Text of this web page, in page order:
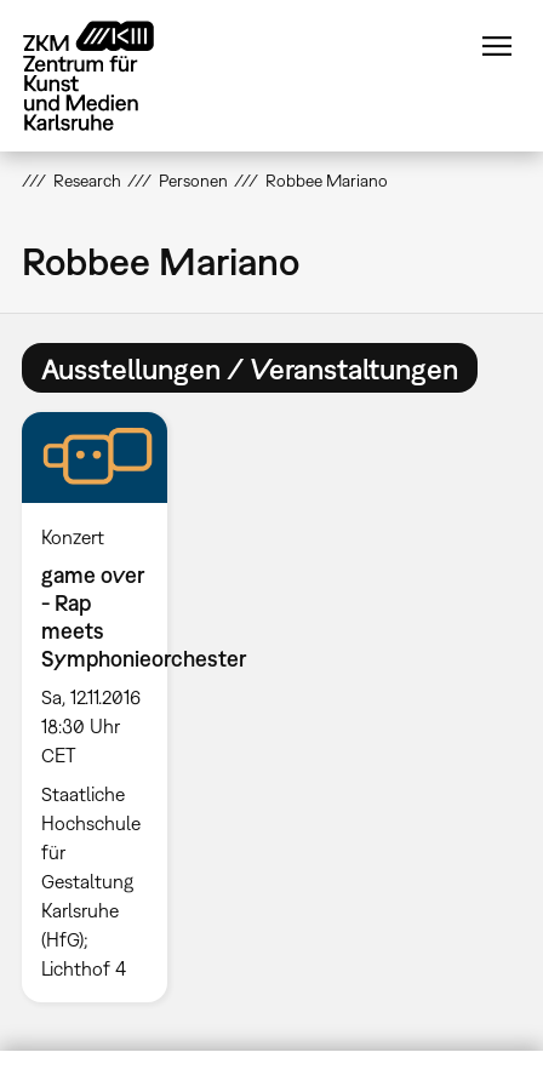
zum
Inhalt
Research Personen Robbee Mariano
Robbee Mariano
Ausstellungen / Veranstaltungen
Konzert
game over
- Rap
meets
Symphonieorchester
Sa, 12.11.2016
18:30 Uhr
CET
Staatliche
Hochschule
für
Gestaltung
Karlsruhe
(HfG);
Lichthof 4